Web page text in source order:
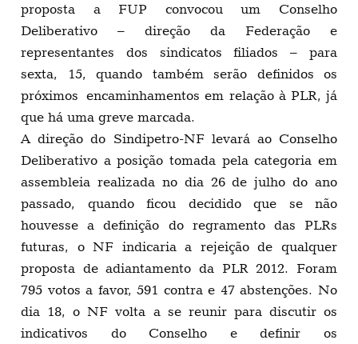
proposta a FUP convocou um Conselho
Deliberativo – direção da Federação e
representantes dos sindicatos filiados – para
sexta, 15, quando também serão definidos os
próximos encaminhamentos em relação à PLR, já
que há uma greve marcada.
A direção do Sindipetro-NF levará ao Conselho
Deliberativo a posição tomada pela categoria em
assembleia realizada no dia 26 de julho do ano
passado, quando ficou decidido que se não
houvesse a definição do regramento das PLRs
futuras, o NF indicaria a rejeição de qualquer
proposta de adiantamento da PLR 2012. Foram
795 votos a favor, 591 contra e 47 abstenções. No
dia 18, o NF volta a se reunir para discutir os
indicativos do Conselho e definir os